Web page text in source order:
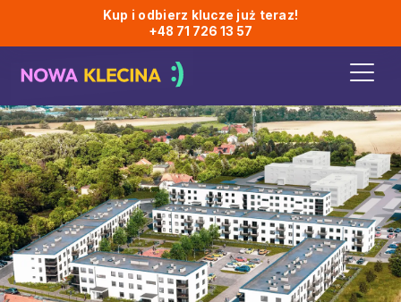
Kup i odbierz klucze już teraz!
+48 71 726 13 57